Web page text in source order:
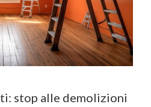
stop alle demolizioni